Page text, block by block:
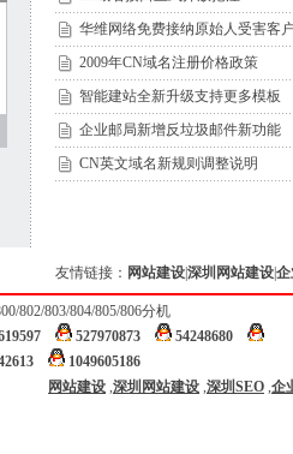
华维网络免费接纳原始人受害客
2009年CN域名注册价格政策
智能建站全新升级支持更多模板
企业邮局新增反垃圾邮件新功能
CN英文域名新规则调整说明
友情链接： 网站建设深圳网站建设
802/803/804/805/806分机
527970873
54248680
1049605186
网站建设 ,深圳网站建设 ,深圳SEO ,企